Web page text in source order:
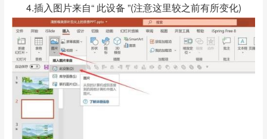
4.插入图片来自“ 此设备 ”(注意这里较之前有所变化)